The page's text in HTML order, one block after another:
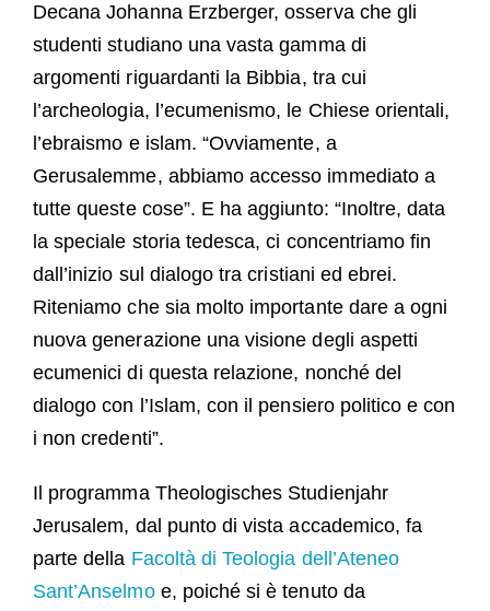
Decana Johanna Erzberger, osserva che gli
studenti studiano una vasta gamma di
argomenti riguardanti la Bibbia, tra cui
l’archeologia, l’ecumenismo, le Chiese orientali,
l’ebraismo e islam. “Ovviamente, a
Gerusalemme, abbiamo accesso immediato a
tutte queste cose”. E ha aggiunto: “Inoltre, data
la speciale storia tedesca, ci concentriamo fin
dall’inizio sul dialogo tra cristiani ed ebrei.
Riteniamo che sia molto importante dare a ogni
nuova generazione una visione degli aspetti
ecumenici di questa relazione, nonché del
dialogo con l’Islam, con il pensiero politico e con
i non credenti”.
Il programma Theologisches Studienjahr
Jerusalem, dal punto di vista accademico, fa
parte della Facoltà di Teologia dell’Ateneo
Sant’Anselmoe, poiché si è tenuto da